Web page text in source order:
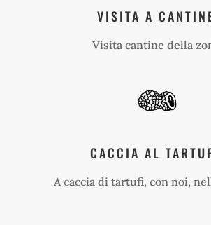
VISITA A
Visita cantine della
CACCIA AL
A caccia di tartufi, con noi,